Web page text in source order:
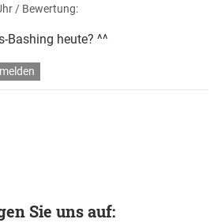
/ Bewertung:
Bashing heute? ^^
Sie uns auf: